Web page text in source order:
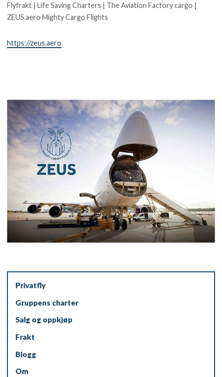
Flyfrakt | Life Saving Charters | The Aviation Factory cargo |
ZEUS.aero Mighty Cargo Flights
https://zeus.aero
Privatfly
Gruppens charter
Salg og oppkjøp
Frakt
Blogg
Om